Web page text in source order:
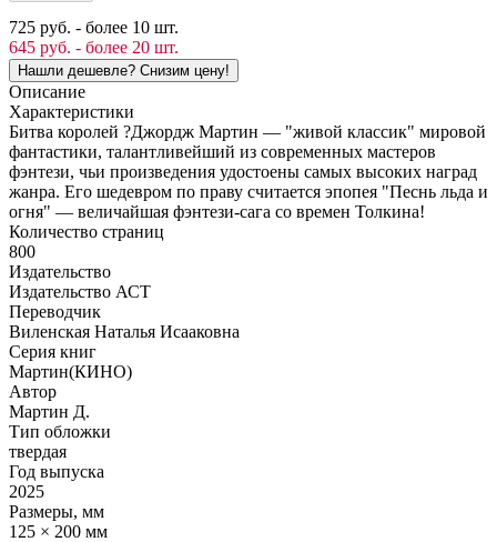
725 руб. - более 10 шт.
645 руб. - более 20 шт.
Описание
Характеристики
Битва королей ?Джордж Мартин — "живой классик" мировой
фантастики, талантливейший из современных мастеров
фэнтези, чьи произведения удостоены самых высоких наград
жанра. Его шедевром по праву считается эпопея "Песнь льда и
огня" — величайшая фэнтези-сага со времен Толкина!
Количество страниц
800
Издательство
Издательство АСТ
Переводчик
Виленская Наталья Исааковна
Серия книг
Мартин(КИНО)
Автор
Мартин Д.
Тип обложки
твердая
Год выпуска
2025
Размеры, мм
125 × 200 мм